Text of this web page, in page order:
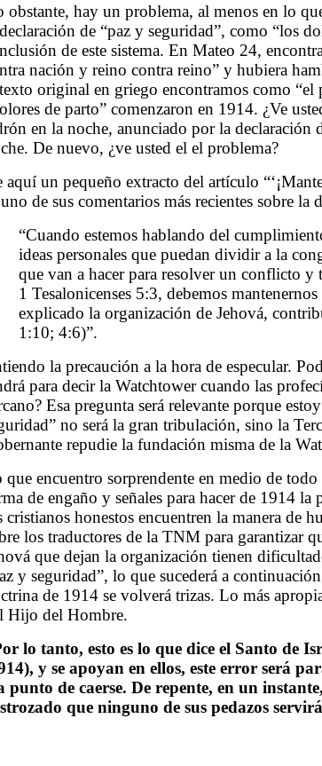
obstante, hay un problema, al menos en lo
de “paz y seguridad”, como “los
de este sistema. En Mateo 24,
nación y reino contra reino” y hubiera
original en griego encontramos como
de parto” comenzaron en 1914. ¿Ve
en la noche, anunciado por la declaración
De nuevo, ¿ve usted el el problema?
aquí un pequeño extracto del artículo
de sus comentarios más recientes sobre la
“Cuando estemos hablando del
ideas personales que puedan dividir a la
que van a hacer para resolver un conflicto y
1 Tesalonicenses 5:3, debemos
explicado la organización de Jehová,
1:10; 4:6)”.
la precaución a la hora de especular.
para decir la Watchtower cuando las
Esa pregunta será relevante porque
no será la gran tribulación, sino la
repudie la fundación misma de la
que encuentro sorprendente en medio de
de engaño y señales para hacer de 1914
cristianos honestos encuentren la manera de
los traductores de la TNM para garantizar
que dejan la organización tienen
y seguridad”, lo que sucederá a
de 1914 se volverá trizas. Lo más
Hijo del Hombre.
lo tanto, esto es lo que dice el Santo de
y se apoyan en ellos, este error será
punto de caerse. De repente, en un
que ninguno de sus pedazos